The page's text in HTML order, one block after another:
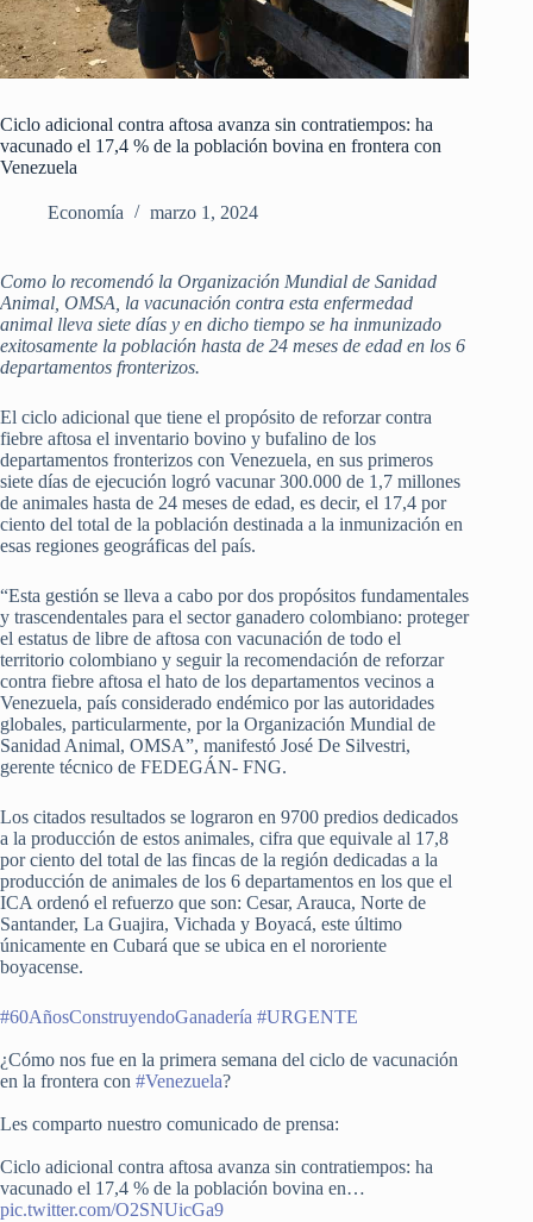
Ciclo adicional contra aftosa avanza sin contratiempos: ha
vacunado el 17,4 % de la población bovina en frontera con
Venezuela
Economía marzo 1, 2024
Como lo recomendó la Organización Mundial de Sanidad
Animal, OMSA, la vacunación contra esta enfermedad
animal lleva siete días y en dicho tiempo se ha inmunizado
exitosamente la población hasta de 24 meses de edad en los 6
departamentos fronterizos.
El ciclo adicional que tiene el propósito de reforzar contra
fiebre aftosa el inventario bovino y bufalino de los
departamentos fronterizos con Venezuela, en sus primeros
siete días de ejecución logró vacunar 300.000 de 1,7 millones
de animales hasta de 24 meses de edad, es decir, el 17,4 por
ciento del total de la población destinada a la inmunización en
esas regiones geográficas del país.
“Esta gestión se lleva a cabo por dos propósitos fundamentales
y trascendentales para el sector ganadero colombiano: proteger
el estatus de libre de aftosa con vacunación de todo el
territorio colombiano y seguir la recomendación de reforzar
contra fiebre aftosa el hato de los departamentos vecinos a
Venezuela, país considerado endémico por las autoridades
globales, particularmente, por la Organización Mundial de
Sanidad Animal, OMSA”, manifestó José De Silvestri,
gerente técnico de FEDEGÁN- FNG.
Los citados resultados se lograron en 9700 predios dedicados
a la producción de estos animales, cifra que equivale al 17,8
por ciento del total de las fincas de la región dedicadas a la
producción de animales de los 6 departamentos en los que el
ICA ordenó el refuerzo que son: Cesar, Arauca, Norte de
Santander, La Guajira, Vichada y Boyacá, este último
únicamente en Cubará que se ubica en el nororiente
boyacense.
#60AñosConstruyendoGanadería #URGENTE
¿Cómo nos fue en la primera semana del ciclo de vacunación
en la frontera con #Venezuela?
Les comparto nuestro comunicado de prensa:
Ciclo adicional contra aftosa avanza sin contratiempos: ha
vacunado el 17,4 % de la población bovina en…
pic.twitter.com/O2SNUicGa9